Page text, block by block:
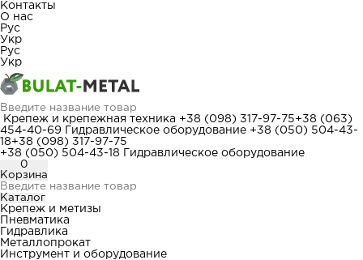
Контакты
О нас
Рус
Укр
Рус
Укр
Крепеж и крепежная техника +38 (098) 317-97-75+38 (063)
454-40-69
Гидравлическое оборудование +38 (050) 504-43-
18+38 (098) 317-97-75
+38 (050) 504-43-18
Гидравлическое оборудование
0
Корзина
Каталог
Крепеж и метизы
Пневматика
Гидравлика
Металлопрокат
Инструмент и оборудование